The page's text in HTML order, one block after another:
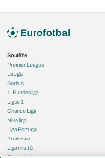
Soutěže
Premier League
LaLiga
Serie A
1. Bundesliga
Ligue 1
Chance Liga
Niké liga
Liga Portugal
Eredivisie
Liga mistrů
Evropská liga